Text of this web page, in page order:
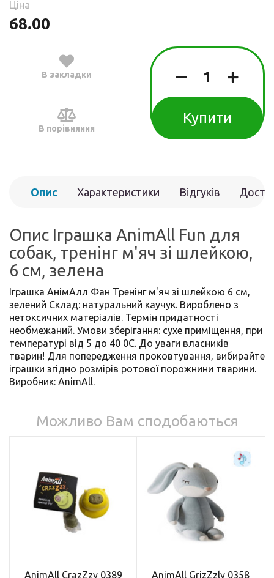
Ціна
68.00
В закладки
В порівняння
Купити
Опис Характеристики Відгуків
Опис Іграшка AnimAll Fun для
собак, тренінг м'яч зі шлейкою,
6 см, зелена
Іграшка АнімАлл Фан Тренінг м'яч зі шлейкою 6 см,
зелений Склад: натуральний каучук. Вироблено з
нетоксичних матеріалів. Термін придатності
необмежаний. Умови зберігання: сухе приміщення, при
температурі від 5 до 40 0С. До уваги власників
тварин! Для попередження проковтування, вибирайте
іграшки згідно розмірів ротової порожнини тварини.
Виробник: AnimAll.
Можливо Вам сподобаються
AnimAll CrazZzy 0389 AnimAll GrizZzly 0358